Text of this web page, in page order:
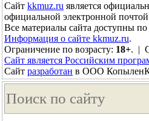
Сайт kkmuz.ru является
официальной электронной почтой
Все материалы сайта доступны по
Информация о сайте kkmuz.ru.
Ограничение по возрасту: 18+. |
Сайт является Российским
Сайт разработан в ООО